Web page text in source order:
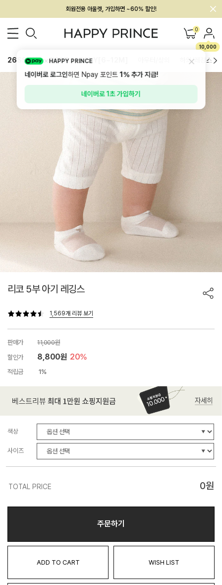
멤버십 최대 28,000원 혜택
0
10,000
26SS 신상 BEST BABY[6~12M] 하의/레깅스
리코 5부 아기 레깅스
1,569개 리뷰 보기
판매가
11,000원
할인가
8,800원 20%
적립금 1%
색상
사이즈
TOTAL PRICE 0원
주문하기
ADD TO CART WISH LIST
HAPPY PRINCE
네이버로 로그인하면 Npay 포인트1%추가 지급!
네이버로 1초 가입하기